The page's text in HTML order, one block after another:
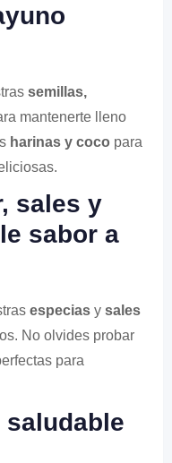
semillas,
mantenerte lleno
harinas y coco para
sales y
sabor a
especias y sales
No olvides probar
para
saludable